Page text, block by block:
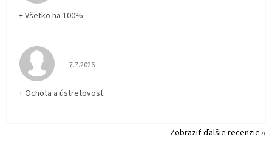
+ Všetko na 100%
Hodnotenie obchodu je 5 z 5 hviezdičiek.
7.7.2026
+ Ochota a ústretovosť
Zobraziť ďalšie recenzie